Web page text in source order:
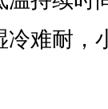
难耐，